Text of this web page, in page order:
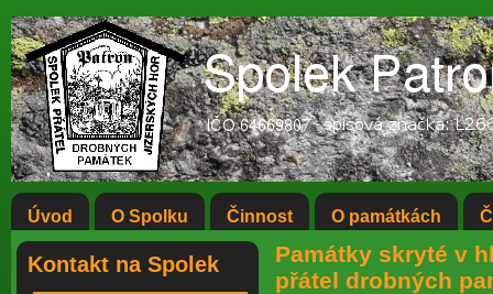
Úvod O Spolku Činnost O památkách
Kontakt na Spolek
Památky skryté v
přátel drobných